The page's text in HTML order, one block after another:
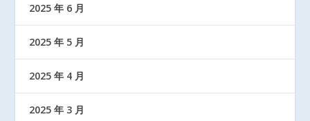
2025 年 6 月
2025 年 5 月
2025 年 4 月
2025 年 3 月